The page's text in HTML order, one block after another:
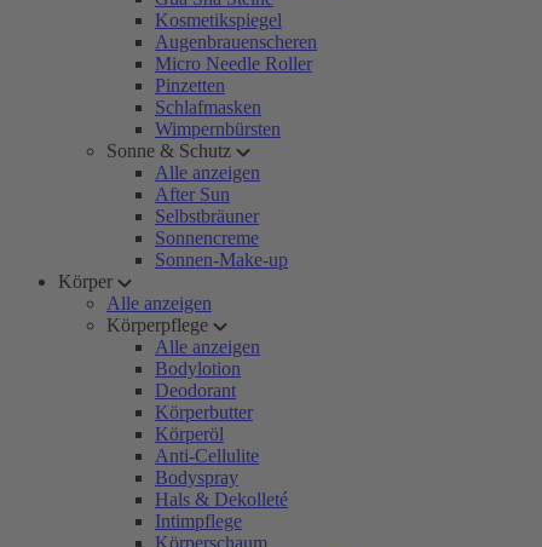
Kosmetikspiegel
Augenbrauenscheren
Micro Needle Roller
Pinzetten
Schlafmasken
Wimpernbürsten
Sonne & Schutz
Alle anzeigen
After Sun
Selbstbräuner
Sonnencreme
Sonnen-Make-up
Körper
Alle anzeigen
Körperpflege
Alle anzeigen
Bodylotion
Deodorant
Körperbutter
Körperöl
Anti-Cellulite
Bodyspray
Hals & Dekolleté
Intimpflege
Körperschaum